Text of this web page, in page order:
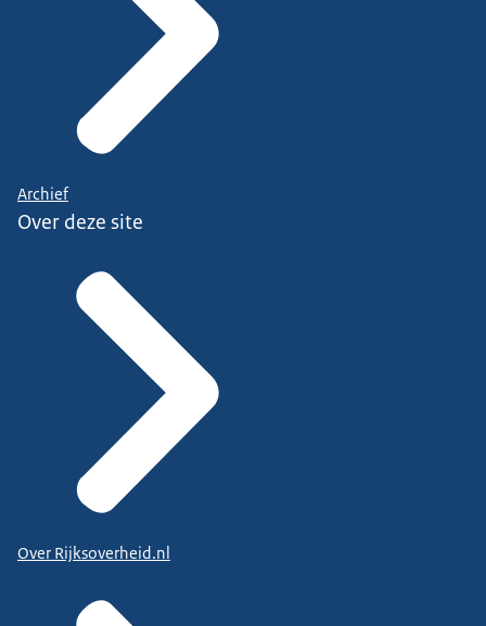
Archief
Over deze site
Over Rijksoverheid.nl